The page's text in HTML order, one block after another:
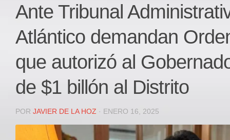
Deportes
JUDICIAL
REGIONAL
DEPARTAMENTAL
OPINIÓN
Contactenos
Ante Tribunal
Atlántico demandan
que autorizó al
de $1 billón al Distrito
POR JAVIER DE LA HOZ · ENERO 16, 2025